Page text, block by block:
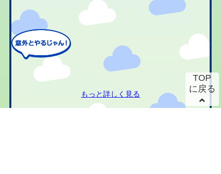
もっと詳しく見る
TOP
に戻る